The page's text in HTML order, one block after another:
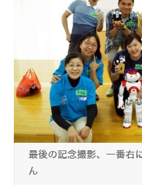
最後の記念撮影、一番右
ん